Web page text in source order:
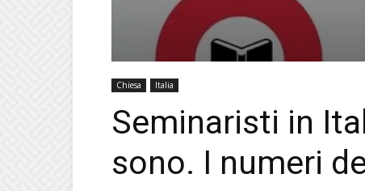
Chiesa Italia
Seminaristi in
sono. I numeri